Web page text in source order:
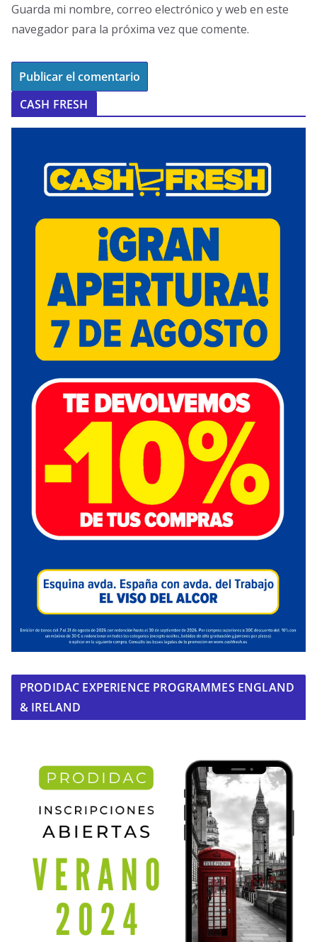
Guarda mi nombre, correo electrónico y web en este
navegador para la próxima vez que comente.
CASH FRESH
PRODIDAC EXPERIENCE PROGRAMMES ENGLAND
& IRELAND